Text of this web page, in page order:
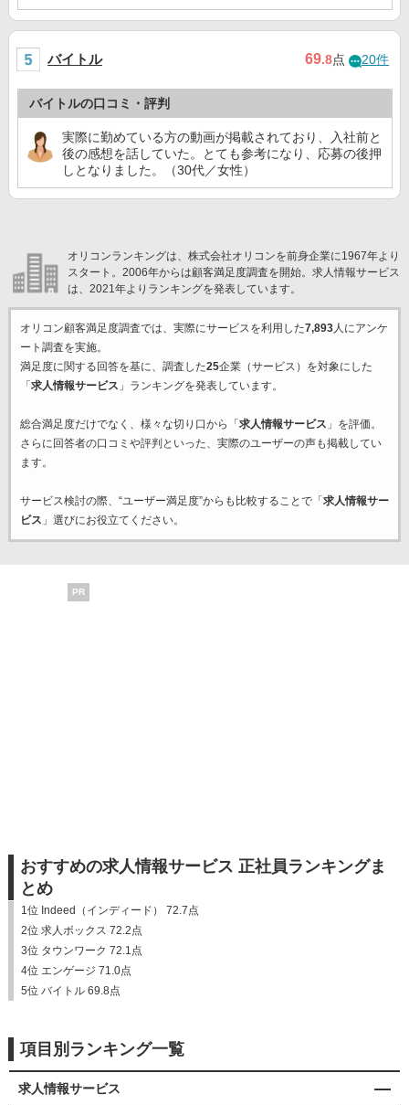
バイトル 69.8点 20件
バイトルの口コミ・評判
実際に勤めている方の動画が掲載されており、入社前と
後の感想を話していた。とても参考になり、応募の後押
しとなりました。（30代／女性）
オリコンランキングは、株式会社オリコンを前身企業に1967年より
スタート。2006年からは顧客満足度調査を開始。求人情報サービス
は、2021年よりランキングを発表しています。
オリコン顧客満足度調査では、実際にサービスを利用した7,893人にアンケ
ート調査を実施。
満足度に関する回答を基に、調査した25企業（サービス）を対象にした
「 求人情報サービス 」ランキングを発表しています。
総合満足度だけでなく、様々な切り口から「 求人情報サービス 」を評価。
さらに回答者の口コミや評判といった、実際のユーザーの声も掲載してい
ます。
サービス検討の際、“ユーザー満足度”からも比較することで「 求人情報サー
ビス 」選びにお役立てください。
PR
おすすめの求人情報サービス 正社員ランキングま
とめ
1位 Indeed（インディード） 72.7点
2位 求人ボックス 72.2点
3位 タウンワーク 72.1点
4位 エンゲージ 71.0点
5位 バイトル 69.8点
項目別ランキング一覧
求人情報サービス